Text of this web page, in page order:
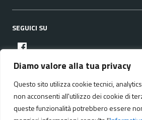
Diamo valore alla tua privacy
Questo sito utilizza cookie tecnici,
non acconsenti all'utilizzo dei cookie di
queste funzionalità potrebbero essere
SEGUICI SU
facebook
Media policy Mappa del